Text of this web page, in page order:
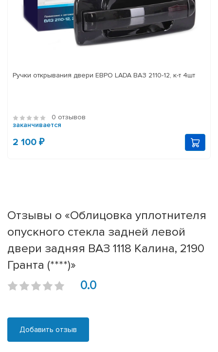
Ручки открывания двери ЕВРО LADA ВАЗ 2110-12, к-т 4шт
0 отзывов
заканчивается
2 100 ₽
Отзывы о «Облицовка уплотнителя
опускного стекла задней левой
двери задняя ВАЗ 1118 Калина, 2190
Гранта (****)»
0.0
Добавить отзыв